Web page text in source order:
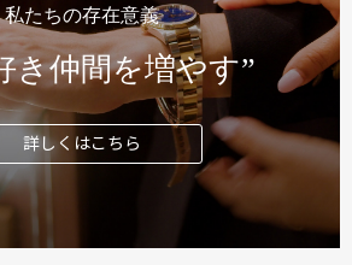
私たちの存在意義
き仲間を増やす”
詳しくはこちら